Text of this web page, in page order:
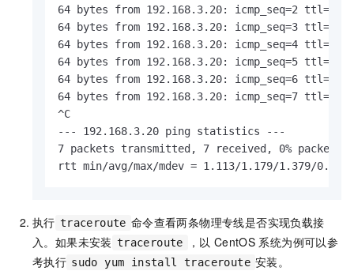
64 bytes from 192.168.3.20: icmp_seq=2 ttl=60
64 bytes from 192.168.3.20: icmp_seq=3 ttl=60
64 bytes from 192.168.3.20: icmp_seq=4 ttl=60
64 bytes from 192.168.3.20: icmp_seq=5 ttl=60
64 bytes from 192.168.3.20: icmp_seq=6 ttl=60
64 bytes from 192.168.3.20: icmp_seq=7 ttl=60
^C
--- 192.168.3.20 ping statistics ---
7 packets transmitted, 7 received, 0% packet
rtt min/avg/max/mdev = 1.113/1.179/1.379/0.086
执行 traceroute 命令查看两条物理专线是否实现负载接
入。如果未安装 traceroute ，以 CentOS 系统为例可以参
考执行 sudo yum install traceroute 安装。